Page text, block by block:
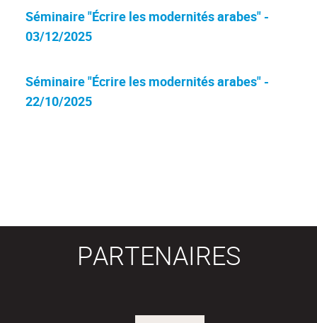
Séminaire "Écrire les modernités arabes" -
03/12/2025
Séminaire "Écrire les modernités arabes" -
22/10/2025
PARTENAIRES